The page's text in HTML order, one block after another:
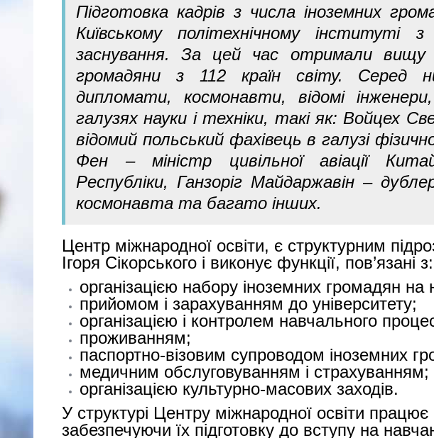
Підготовка кадрів з числа іноземних
Київському політехнічному інституті
заснування. За цей час отримали вищу
громадяни з 112 країн світу. Серед
дипломати, космонавти, відомі
галузях науки і техніки, такі як: Войцех
відомий польський фахівець в галузі
Фен – міністр цивільної авіації
Республіки, Ганзоріг Майдаржавін –
космонавта та багато інших.
Центр міжнародної освіти, є структурним
Ігоря Сікорського і виконує функції, пов’язані з:
організацією набору іноземних громадян на
прийомом і зарахуванням до університету;
організацією і контролем навчального
проживанням;
паспортно-візовим супроводом іноземних
медичним обслуговуванням і страхуванням;
організацією культурно-масових заходів.
У структурі Центру міжнародної освіти
забезпечуючи їх підготовку до вступу на